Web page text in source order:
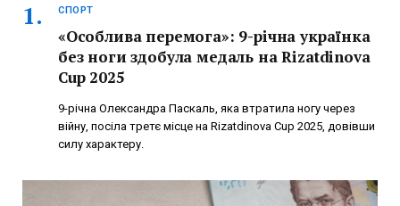
СПОРТ
«Особлива перемога»: 9-річна українка
без ноги здобула медаль на Rizatdinova
Cup 2025
9-річна Олександра Паскаль, яка втратила ногу через
війну, посіла третє місце на Rizatdinova Cup 2025, довівши
силу характеру.